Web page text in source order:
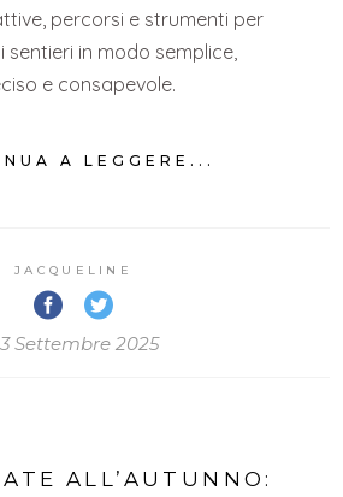
percorsi e strumenti per
sentieri in modo semplice,
e consapevole.
A LEGGERE...
JACQUELINE
Settembre 2025
ALL’AUTUNNO: